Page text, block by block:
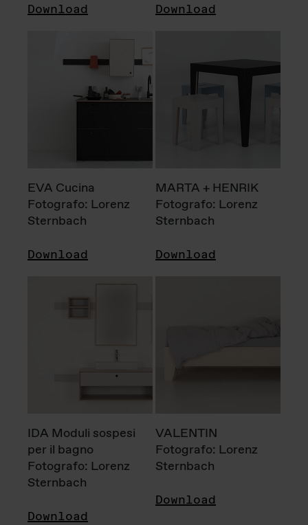
Download Download
EVA Cucina
Fotografo: Lorenz
Sternbach
Download
MARTA + HENRIK
Fotografo: Lorenz
Sternbach
Download
IDA Moduli sospesi
per il bagno
Fotografo: Lorenz
Sternbach
Download
VALENTIN
Fotografo: Lorenz
Sternbach
Download